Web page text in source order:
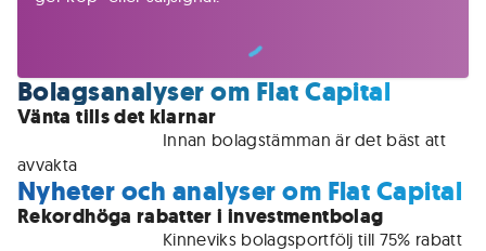
Bolagsanalyser om Flat Capital
Vänta tills det klarnar
Innan bolagstämman är det bäst att
avvakta
Nyheter och analyser om Flat Capital
Rekordhöga rabatter i investmentbolag
Kinneviks bolagsportfölj till 75% rabatt